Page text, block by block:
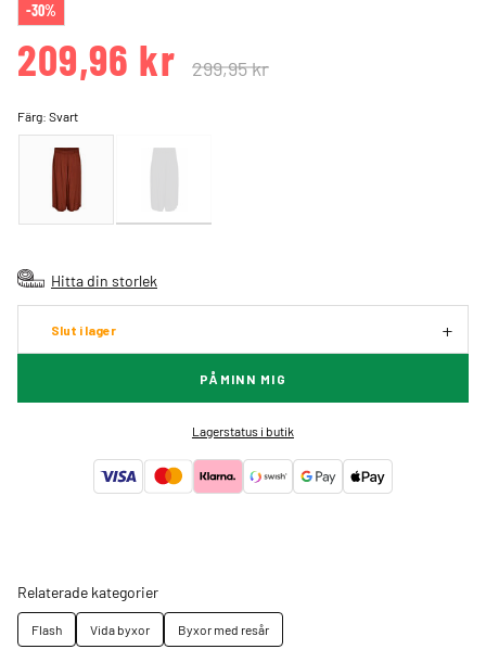
-30%
209,96 kr 299,95 kr
Färg:Svart
Hitta din storlek
Slut i lager
PÅMINN MIG
Lagerstatus i butik
Relaterade kategorier
Flash Vida byxor Byxor med resår